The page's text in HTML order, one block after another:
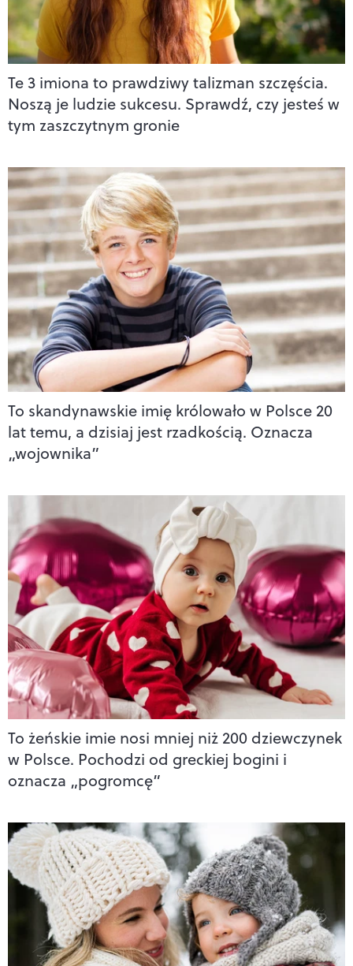
Te 3 imiona to prawdziwy talizman szczęścia.
Noszą je ludzie sukcesu. Sprawdź, czy jesteś w
tym zaszczytnym gronie
To skandynawskie imię królowało w Polsce 20
lat temu, a dzisiaj jest rzadkością. Oznacza
„wojownika”
To żeńskie imie nosi mniej niż 200 dziewczynek
w Polsce. Pochodzi od greckiej bogini i
oznacza „pogromcę”